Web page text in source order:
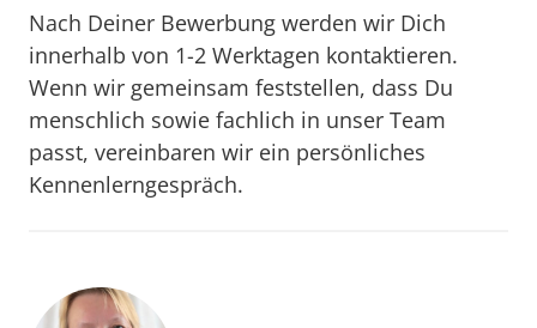
Nach Deiner Bewerbung werden wir Dich
innerhalb von 1-2 Werktagen kontaktieren.
Wenn wir gemeinsam feststellen, dass Du
menschlich sowie fachlich in unser Team
passt, vereinbaren wir ein persönliches
Kennenlerngespräch.